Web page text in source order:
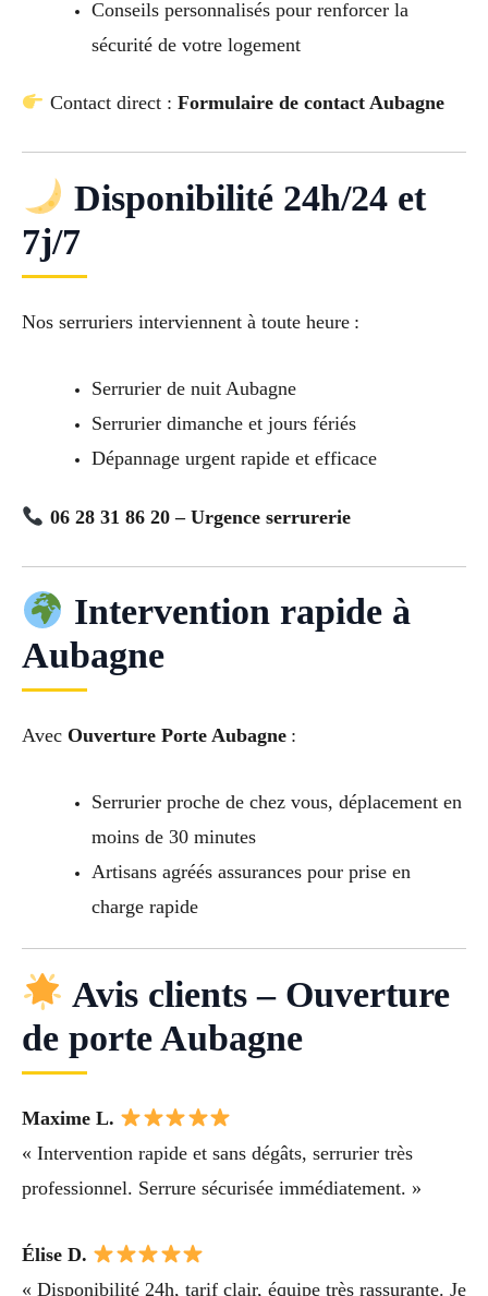
Conseils personnalisés pour renforcer la
sécurité de votre logement
Contact direct : Formulaire de contact Aubagne
Disponibilité 24h/24 et
7j/7
Nos serruriers interviennent à toute heure :
Serrurier de nuit Aubagne
Serrurier dimanche et jours fériés
Dépannage urgent rapide et efficace
06 28 31 86 20 – Urgence serrurerie
Intervention rapide à
Aubagne
Avec Ouverture Porte Aubagne :
Serrurier proche de chez vous, déplacement en
moins de 30 minutes
Artisans agréés assurances pour prise en
charge rapide
Avis clients – Ouverture
de porte Aubagne
Maxime L.
« Intervention rapide et sans dégâts, serrurier très
professionnel. Serrure sécurisée immédiatement. »
Élise D.
« Disponibilité 24h, tarif clair, équipe très rassurante. Je